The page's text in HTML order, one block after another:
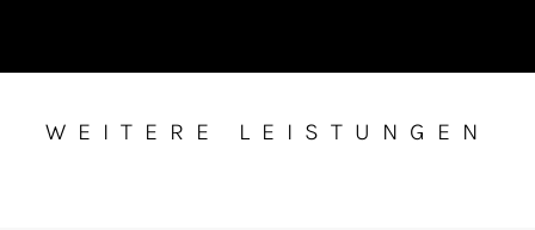
WEITERE LEISTUNGEN